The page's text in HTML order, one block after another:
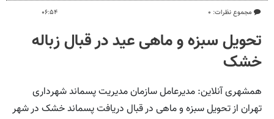
مجموع نظرات: ۰ ۰۶:۵۴
تحویل سبزه و ماهی عید در قبال زباله
خشک
همشهری آنلاین: مدیرعامل سازمان مدیریت پسماند شهرداری
تهران از تحویل سبزه و ماهی در قبال دریافت پسماند خشک در شهر